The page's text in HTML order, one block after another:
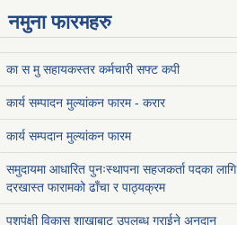
नमुना फारमहरु
का स मु सहायकस्तर कर्मचारी सफ्ट कपी
कार्य सम्पादन मुल्यांकन फारम - करार
कार्य सम्पदान मुल्यांकन फारम
समुदायमा आधारित पुनःस्थापना सहजकर्ता पदका लागि
दरखास्त फारामको ढाँचा र पाठ्यक्रम
पशुपंक्षी विकास शाखाबाट उपलब्ध गराईने अनुदान